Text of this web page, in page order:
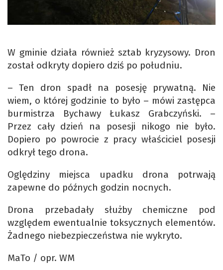
W gminie działa również sztab kryzysowy. Dron
został odkryty dopiero dziś po południu.
– Ten dron spadł na posesję prywatną. Nie
wiem, o której godzinie to było – mówi zastępca
burmistrza Bychawy Łukasz Grabczyński. –
Przez cały dzień na posesji nikogo nie było.
Dopiero po powrocie z pracy właściciel posesji
odkrył tego drona.
Oględziny miejsca upadku drona potrwają
zapewne do późnych godzin nocnych.
Drona przebadały służby chemiczne pod
względem ewentualnie toksycznych elementów.
Żadnego niebezpieczeństwa nie wykryto.
MaTo / opr. WM